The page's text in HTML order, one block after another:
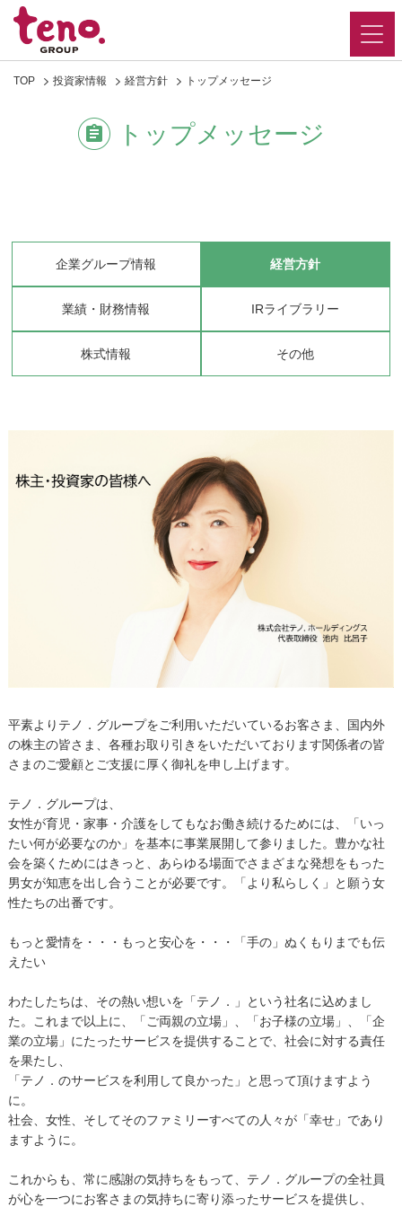
TOP 投資家情報 経営方針 トップメッセージ
トップメッセージ
企業グループ情報 経営方針
業績・財務情報 IRライブラリー
株式情報 その他
平素よりテノ．グループをご利用いただいているお客さま、国内外
の株主の皆さま、各種お取り引きをいただいております関係者の皆
さまのご愛顧とご支援に厚く御礼を申し上げます。
テノ．グループは、
女性が育児・家事・介護をしてもなお働き続けるためには、「いっ
たい何が必要なのか」を基本に事業展開して参りました。豊かな社
会を築くためにはきっと、あらゆる場面でさまざまな発想をもった
男女が知恵を出し合うことが必要です。「より私らしく」と願う女
性たちの出番です。
もっと愛情を・・・もっと安心を・・・「手の」ぬくもりまでも伝
えたい
わたしたちは、その熱い想いを「テノ．」という社名に込めまし
た。これまで以上に、「ご両親の立場」、「お子様の立場」、「企
業の立場」にたったサービスを提供することで、社会に対する責任
を果たし、
「テノ．のサービスを利用して良かった」と思って頂けますよう
に。
社会、女性、そしてそのファミリーすべての人々が「幸せ」であり
ますように。
これからも、常に感謝の気持ちをもって、テノ．グループの全社員
が心を一つにお客さまの気持ちに寄り添ったサービスを提供し、